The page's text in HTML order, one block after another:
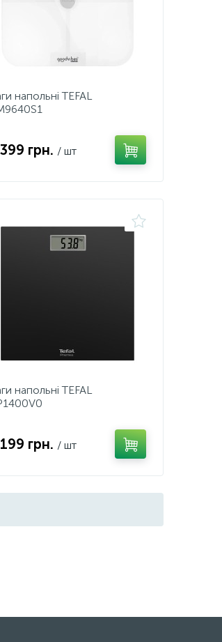
напольні TEFAL
грн. / шт
напольні TEFAL
грн. / шт